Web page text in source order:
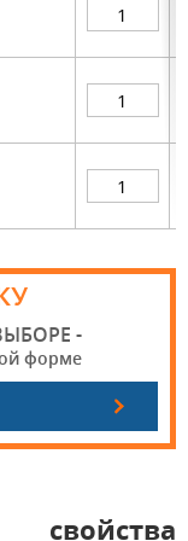
-
форме